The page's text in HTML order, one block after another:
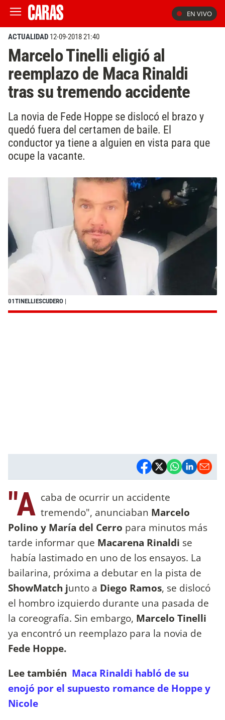
EN VIVO
ACTUALIDAD 12-09-2018 21:40
Marcelo Tinelli eligió al
reemplazo de Maca Rinaldi
tras su tremendo accidente
La novia de Fede Hoppe se dislocó el brazo y
quedó fuera del certamen de baile. El
conductor ya tiene a alguien en vista para que
ocupe la vacante.
01TINELLIESCUDERO |
"A caba de ocurrir un accidente
tremendo", anunciaban Marcelo
Polino y María del Cerro para minutos más
tarde informar que Macarena Rinaldi se
había lastimado en uno de los ensayos. La
bailarina, próxima a debutar en la pista de
ShowMatch junto a Diego Ramos, se dislocó
el hombro izquierdo durante una pasada de
la coreografía. Sin embargo, Marcelo Tinelli
ya encontró un reemplazo para la novia de
Fede Hoppe.
Lee también Maca Rinaldi habló de su
enojó por el supuesto romance de Hoppe y
Nicole